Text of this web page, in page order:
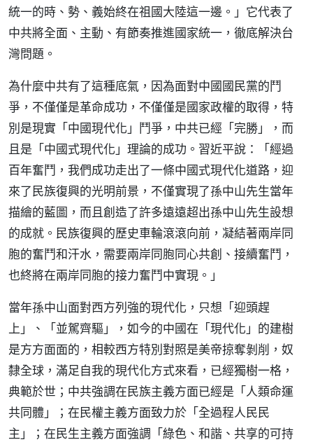
統一的時、勢、義始終在祖國大陸這一邊。」它代表了
中共將全面、主動、有節奏推進國家統一，徹底解決台
灣問題。
為什麼中共有了這種底氣，因為面對中國國民黨的鬥
爭，不僅僅是革命成功，不僅僅是國家政權的取得，特
別是現實「中國現代化」鬥爭，中共已經「完勝」，而
且是「中國式現代化」理論的成功。習近平說：「經過
百年奮鬥，我們成功走出了一條中國式現代化道路，迎
來了民族復興的光明前景，不僅實現了孫中山先生當年
描繪的藍圖，而且創造了許多遠遠超出孫中山先生設想
的成就。民族復興的歷史車輪滾滾向前，凝結著兩岸同
胞的奮鬥和汗水，需要兩岸同胞同心共創、接續奮鬥，
也終將在兩岸同胞的接力奮鬥中實現。」
當年孫中山面對西方列強的現代化，只想「迎頭趕
上」、「並駕齊驅」，如今的中國在「現代化」的建樹
是方方面面的，相較西方特別對照是美帝掠奪剝削，奴
隸全球，滿足自我的現代化方式來看，已經獨樹一格，
典範於世；中共強調在民族主義方面已經是「人類命運
共同體」；在民權主義方面致力於「全過程人民民
主」；在民生主義方面強調「綠色、和諧、共享的可持